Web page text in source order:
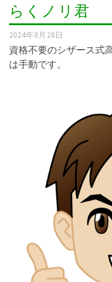
らくノリ君
2024年8月28日
資格不要のシザース式
は手動です。